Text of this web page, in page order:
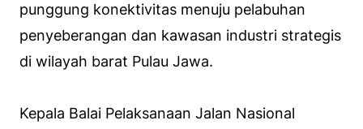
punggung konektivitas menuju pelabuhan
penyeberangan dan kawasan industri strategis
di wilayah barat Pulau Jawa.
Kepala Balai Pelaksanaan Jalan Nasional